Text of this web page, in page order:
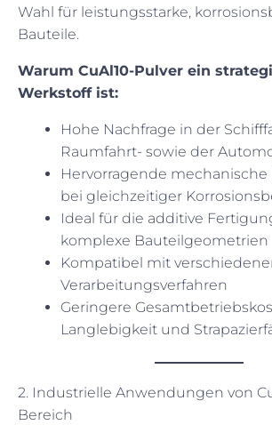
Wahl für leistungsstarke,
Bauteile.
Warum CuAl10-Pulver ein
Werkstoff ist:
Hohe Nachfrage in der
Raumfahrt- sowie der
Hervorragende
bei gleichzeitiger
Ideal für die additive
komplexe Bauteilgeometrien
Kompatibel mit
Verarbeitungsverfahren
Geringere
Langlebigkeit und
2. Industrielle Anwendungen von
Bereich